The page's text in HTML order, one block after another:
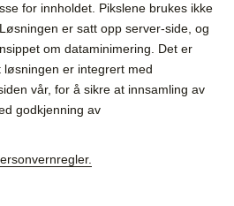
for innholdet. Pikslene brukes ikke
er satt opp server-side, og
om dataminimering. Det er
er integrert med
vår, for å sikre at innsamling av
godkjenning av